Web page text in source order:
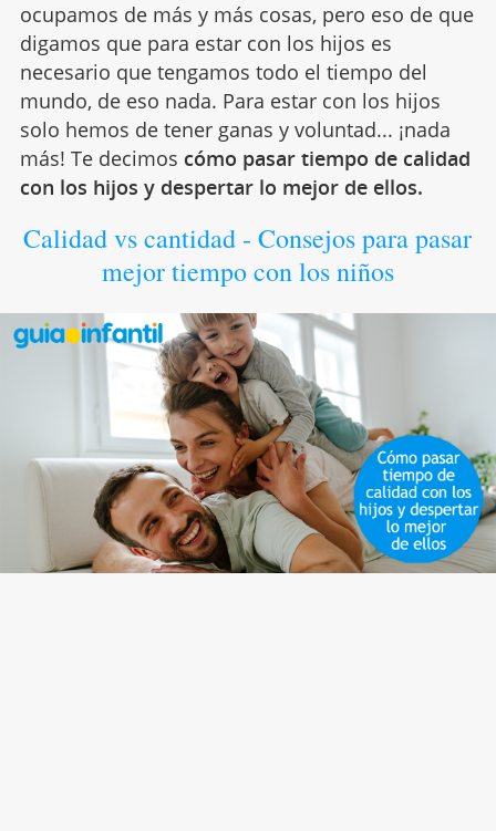
ocupamos de más y más cosas, pero eso de que
digamos que para estar con los hijos es
necesario que tengamos todo el tiempo del
mundo, de eso nada. Para estar con los hijos
solo hemos de tener ganas y voluntad... ¡nada
más! Te decimos cómo pasar tiempo de calidad
con los hijos y despertar lo mejor de ellos.
Calidad vs cantidad - Consejos para pasar
mejor tiempo con los niños